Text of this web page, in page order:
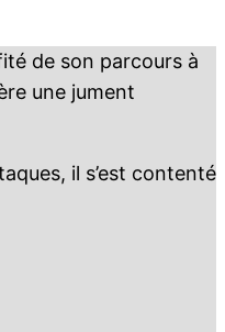
de son parcours à
une jument
il s’est contenté